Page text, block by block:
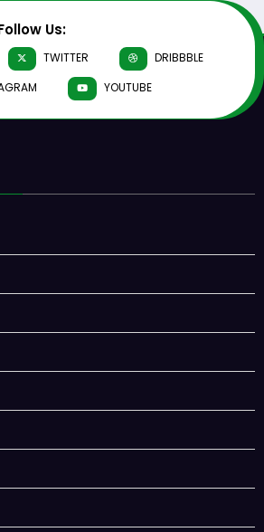
Us:
TWITTER
DRIBBBLE
YOUTUBE